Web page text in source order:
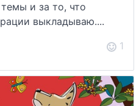
и за то, что
выкладываю....
1